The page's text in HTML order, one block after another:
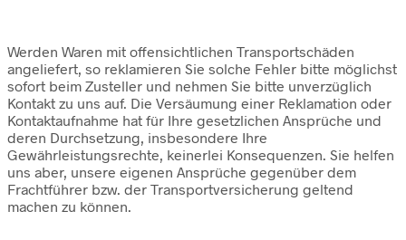
Werden Waren mit offensichtlichen Transportschäden
angeliefert, so reklamieren Sie solche Fehler bitte möglichst
sofort beim Zusteller und nehmen Sie bitte unverzüglich
Kontakt zu uns auf. Die Versäumung einer Reklamation oder
Kontaktaufnahme hat für Ihre gesetzlichen Ansprüche und
deren Durchsetzung, insbesondere Ihre
Gewährleistungsrechte, keinerlei Konsequenzen. Sie helfen
uns aber, unsere eigenen Ansprüche gegenüber dem
Frachtführer bzw. der Transportversicherung geltend
machen zu können.